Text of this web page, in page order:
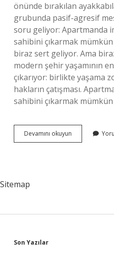
önünde bırakılan
grubunda pasif-agresif
soru geliyor: Apartmanda
sahibini çıkarmak
biraz sert geliyor. Ama
modern şehir yaşamının
çıkarıyor: birlikte yaşama
hakların çatışması.
sahibini çıkarmak
Devamını okuyun Apartmanda
imza
Sitemap
Sidebar
Son Yazılar